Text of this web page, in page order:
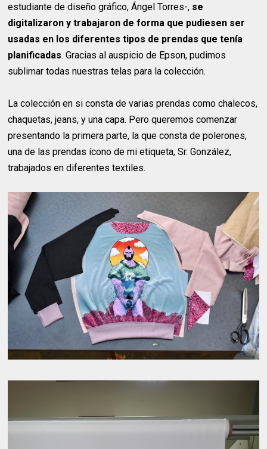
estudiante de diseño gráfico, Ángel Torres-, se
digitalizaron y trabajaron de forma que pudiesen ser
usadas en los diferentes tipos de prendas que tenía
planificadas. Gracias al auspicio de Epson, pudimos
sublimar todas nuestras telas para la colección.
La colección en si consta de varias prendas como chalecos,
chaquetas, jeans, y una capa. Pero queremos comenzar
presentando la primera parte, la que consta de polerones,
una de las prendas ícono de mi etiqueta, Sr. González,
trabajados en diferentes textiles.